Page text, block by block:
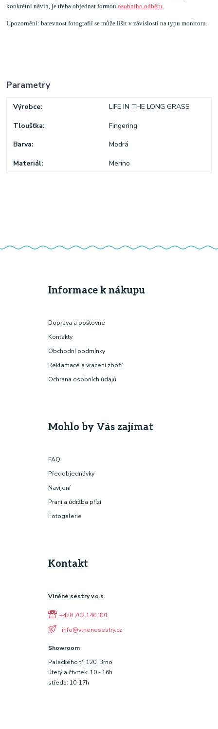
konkrétní návin, je třeba objednat formouosobního odběru
Upozornění: barevnost fotografií se může lišit v závislosti na typu monitoru.
Parametry
Výrobce LIFE IN THE LONG GRASS
Tloušťka Fingering
Barva Modrá
Materiál Merino
Informace k nákupu
Doprava a poštovné
Kontakty
Obchodní podmínky
Reklamace a vracení zboží
Ochrana osobních údajů
Mohlo by Vás zajímat
FAQ
Předobjednávky
Navíjení
Praní a údržba přízí
Fotogalerie
Kontakt
Vlněné sestry v.o.s.
+420 702 140 301
info@vlnenesestry.cz
Showroom
Palackého tř. 120, Brno
úterý a čtvrtek: 10 - 16h
středa: 10-17h